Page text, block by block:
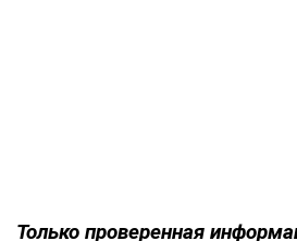
Только проверенная